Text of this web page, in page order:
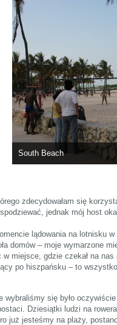
South Beach
zdecydowałam się
jednak mój host
lądowania na lotnisku
domów – moje wymarzone
miejsce, gdzie czekał na
po hiszpańsku – to
wybraliśmy się było
Dziesiątki ludzi na
już jesteśmy na plaży,